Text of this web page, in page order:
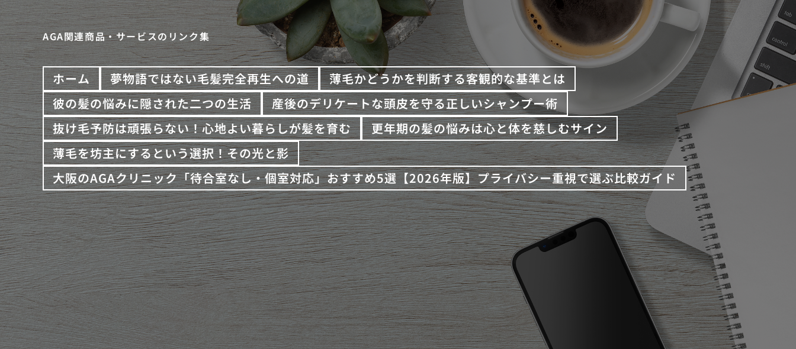
AGA関連商品・サービスのリンク集
ホーム 夢物語ではない毛髪完全再生への道
薄毛かどうかを判断する客観的な基準とは
彼の髪の悩みに隠された二つの生活
産後のデリケートな頭皮を守る正しいシャンプー術
抜け毛予防は頑張らない！心地よい暮らしが髪を育む
更年期の髪の悩みは心と体を慈しむサイン
薄毛を坊主にするという選択！その光と影
大阪のAGAクリニック「待合室なし・個室対応」おすすめ5選【2026年版】プライバシー重視で選ぶ比較ガイド